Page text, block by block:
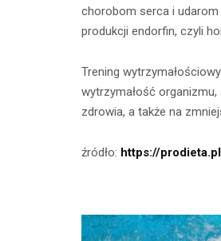
chorobom serca i
produkcji endorfin, czyli
Trening
wytrzymałość
zdrowia, a także na
źródło: https://
CZYTAJ DALEJ